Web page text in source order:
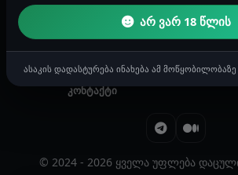
ქულები
კონტაქტი
© 2024 - 2026 ყველა უფლება
არ ვარ 18 წლის
ასაკის დადასტურება ინახება ამ